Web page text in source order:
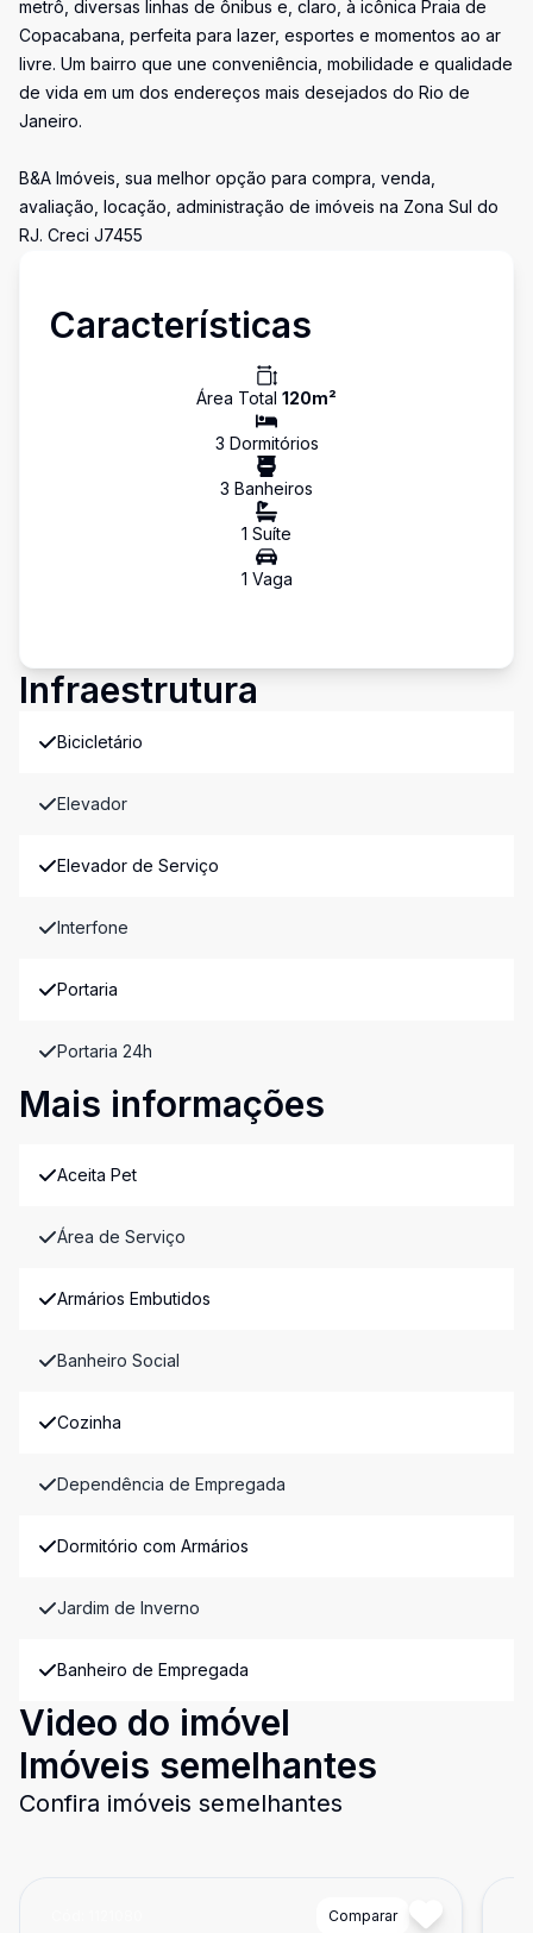
metrô, diversas linhas de ônibus e, claro, à icônica Praia de
Copacabana, perfeita para lazer, esportes e momentos ao ar
livre. Um bairro que une conveniência, mobilidade e qualidade
de vida em um dos endereços mais desejados do Rio de
Janeiro.
B&A Imóveis, sua melhor opção para compra, venda,
avaliação, locação, administração de imóveis na Zona Sul do
RJ. Creci J7455
Características
Área Total 120m²
3 Dormitórios
3 Banheiros
1 Suíte
1 Vaga
Infraestrutura
Bicicletário
Elevador
Elevador de Serviço
Interfone
Portaria
Portaria 24h
Mais informações
Aceita Pet
Área de Serviço
Armários Embutidos
Banheiro Social
Cozinha
Dependência de Empregada
Dormitório com Armários
Jardim de Inverno
Banheiro de Empregada
Video do imóvel
Imóveis semelhantes
Confira imóveis semelhantes
Comparar